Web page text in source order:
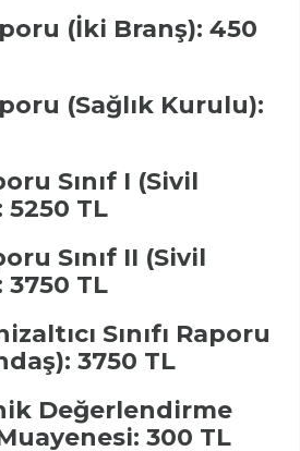
(İki Branş): 450
(Sağlık Kurulu):
Sınıf I (Sivil
TL
Sınıf II (Sivil
TL
Sınıfı Raporu
3750 TL
Değerlendirme
300 TL